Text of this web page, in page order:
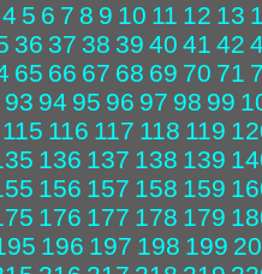
4 5 6 7 8 9 10 11 12 13
36 37 38 39 40 41 42
65 66 67 68 69 70 71
93 94 95 96 97 98 99
115 116 117 118 119
136 137 138 139
156 157 158 159
176 177 178 179
196 197 198 199